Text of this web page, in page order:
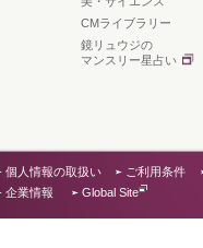
CMライブラリー
鏡リュウジの
マンスリー星占い
個人情報の取扱い
ご利用条件
企業情報
Global Site